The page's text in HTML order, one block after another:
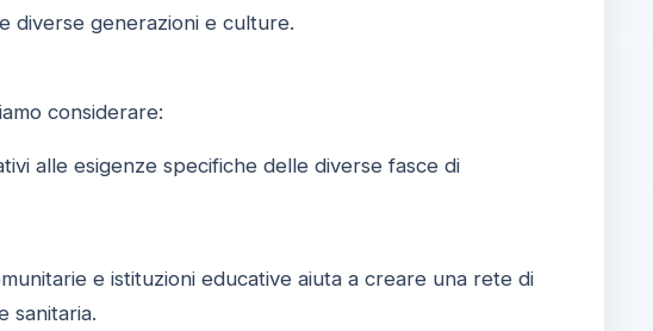
diverse generazioni e culture.
considerare:
alle esigenze specifiche delle diverse fasce di
e istituzioni educative aiuta a creare una rete di
sanitaria.